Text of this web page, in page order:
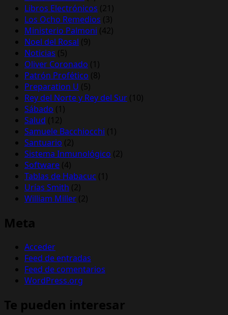
Libros Electrónicos (21)
Los Ocho Remedios (3)
Ministerio Palmoni (42)
Noel del Rosal (9)
Noticias (5)
Oliver Coronado (1)
Patrón Profético (8)
Preparation U (5)
Rey del Norte y Rey del Sur (10)
Sábado (1)
Salud (12)
Samuele Bacchiocchi (1)
Santuario (2)
Sistema Inmunológico (2)
Software (4)
Tablas de Habacuc (1)
Urías Smith (2)
William Miller (2)
Meta
Acceder
Feed de entradas
Feed de comentarios
WordPress.org
Te pueden interesar